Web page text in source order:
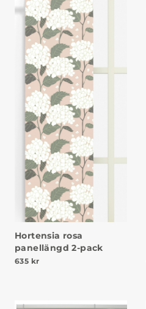
Hortensia rosa
panellängd 2-pack
635 kr